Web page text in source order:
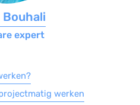
Bouhali
expert
werken